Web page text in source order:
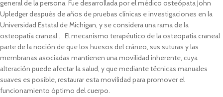
general de la persona. Fue desarrollada por el médico osteópata John
Upledger después de años de pruebas clínicas e investigaciones en la
Universidad Estatal de Michigan, y se considera una rama de la
osteopatía craneal . El mecanismo terapéutico de la osteopatía craneal
parte de la noción de que los huesos del cráneo, sus suturas y las
membranas asociadas mantienen una movilidad inherente, cuya
alteración puede afectar la salud, y que mediante técnicas manuales
suaves es posible, restaurar esta movilidad para promover el
funcionamiento óptimo del cuerpo.